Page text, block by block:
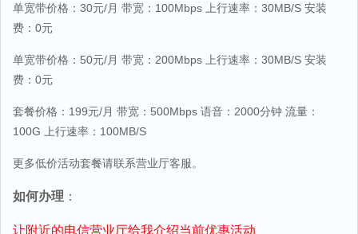
单宽带价格：30元/月 带宽：100Mbps 上行速率：30MB/S 安装
费：0元
单宽带价格：50元/月 带宽：200Mbps 上行速率：30MB/S 安装
费：0元
套餐价格：199元/月 带宽：500Mbps 语音：2000分钟 流量：
100G 上行速率：100MB/S
更多低价活动套餐请联系营业厅客服。
如何办理 ：
让附近的电信营业厅给我介绍当前优惠活动